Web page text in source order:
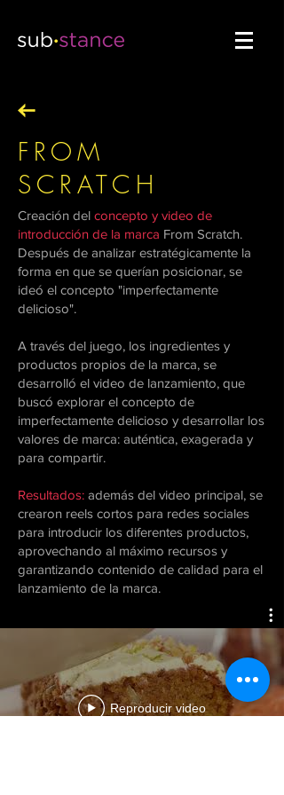
FROM
SCRATCH
Creación del concepto y video de
introducción de la marca From Scratch.
Después de analizar estratégicamente la
forma en que se querían posicionar, se
ideó el concepto "imperfectamente
delicioso".
A través del juego, los ingredientes y
productos propios de la marca, se
desarrolló el video de lanzamiento, que
buscó explorar el concepto de
imperfectamente delicioso y desarrollar los
valores de marca: auténtica, exagerada y
para compartir.
Resultados: además del video principal, se
crearon reels cortos para redes sociales
para introducir los diferentes productos,
aprovechando al máximo recursos y
garantizando contenido de calidad para el
lanzamiento de la marca.
Reproducir video